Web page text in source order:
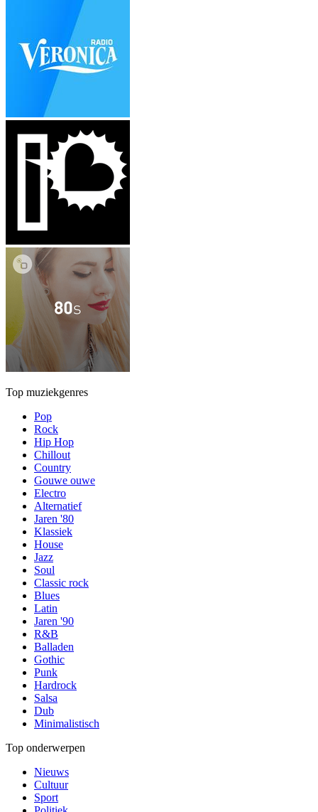
Top muziekgenres
Pop
Rock
Hip Hop
Chillout
Country
Gouwe ouwe
Electro
Alternatief
Jaren '80
Klassiek
House
Jazz
Soul
Classic rock
Blues
Latin
Jaren '90
R&B
Balladen
Gothic
Punk
Hardrock
Salsa
Dub
Minimalistisch
Top onderwerpen
Nieuws
Cultuur
Sport